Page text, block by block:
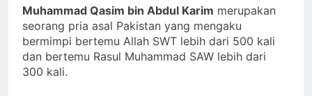
Muhammad Qasim bin Abdul Karim merupakan
seorang pria asal Pakistan yang mengaku
bermimpi bertemu Allah SWT lebih dari 500 kali
dan bertemu Rasul Muhammad SAW lebih dari
300 kali.